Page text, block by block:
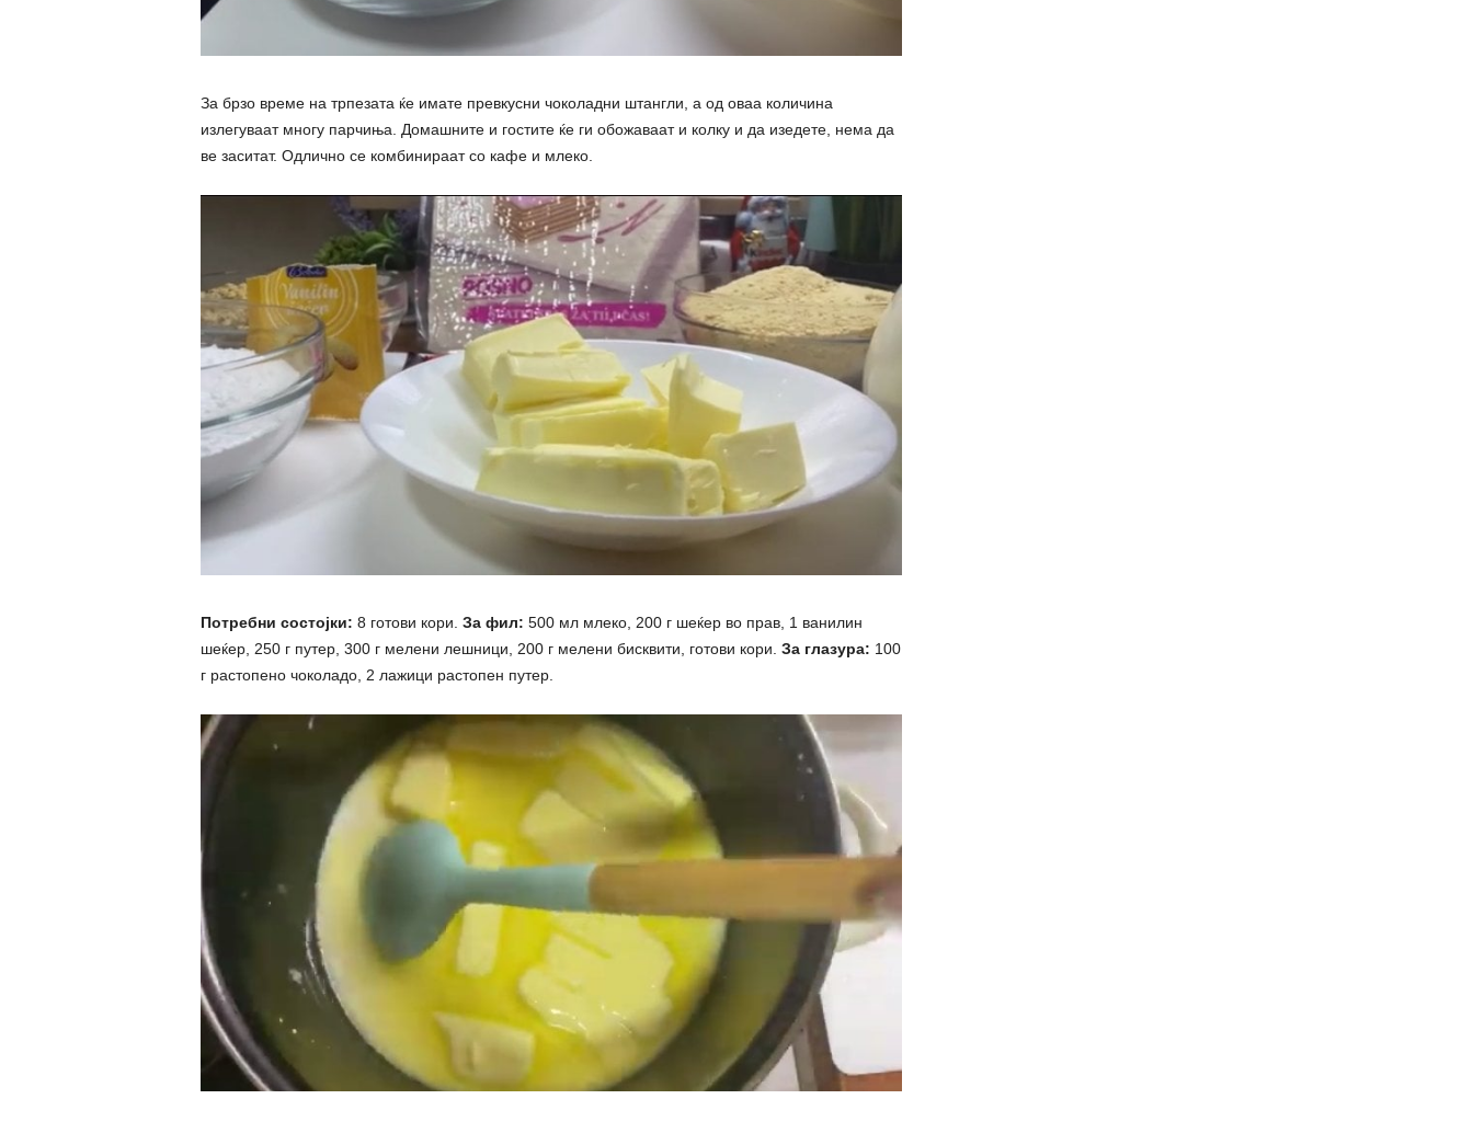
За брзо време на трпезата ќе имате превкусни чоколадни штангли, а од оваа количина
излегуваат многу парчиња. Домашните и гостите ќе ги обожаваат и колку и да изедете, нема да
ве заситат. Одлично се комбинираат со кафе и млеко.
Потребни состојки: 8 готови кори. За фил: 500 мл млеко, 200 г шеќер во прав, 1 ванилин
шеќер, 250 г путер, 300 г мелени лешници, 200 г мелени бисквити, готови кори. За глазура: 100
г растопено чоколадо, 2 лажици растопен путер.